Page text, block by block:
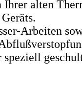
Ihrer alten
Arbeiten